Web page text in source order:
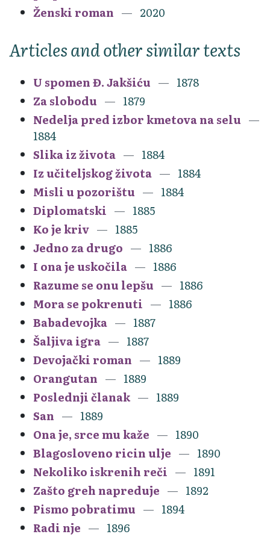
Ženski roman
2020
Articles and other similar texts
U spomen Đ. Jakšiću
1878
Za slobodu
1879
Nedelja pred izbor kmetova na selu
1884
Slika iz života
1884
Iz učiteljskog života
1884
Misli u pozorištu
1884
Diplomatski
1885
Ko je kriv
1885
Jedno za drugo
1886
I ona je uskočila
1886
Razume se onu lepšu
1886
Mora se pokrenuti
1886
Babadevojka
1887
Šaljiva igra
1887
Devojački roman
1889
Orangutan
1889
Poslednji članak
1889
San
1889
Ona je, srce mu kaže
1890
Blagosloveno ricin ulje
1890
Nekoliko iskrenih reči
1891
Zašto greh napreduje
1892
Pismo pobratimu
1894
Radi nje
1896